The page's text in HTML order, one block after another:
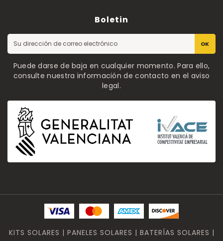
Boletin
OK
Puede darse de baja en cualquier momento. Para ello,
consulte nuestra información de contacto en el aviso
legal.
KITS SOLARES | PANELES SOLARES | BATERÍAS SOLARES |